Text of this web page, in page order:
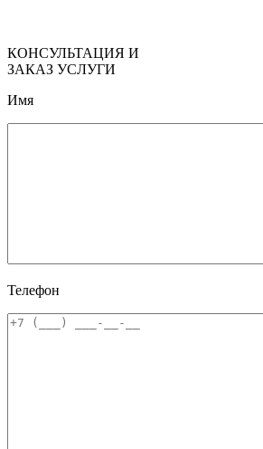
КОНСУЛЬТАЦИЯ И
ЗАКАЗ УСЛУГИ
Имя
Телефон